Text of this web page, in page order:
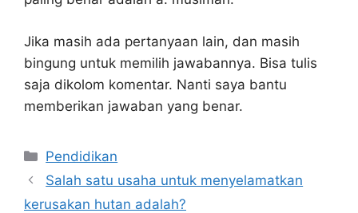
Jika masih ada pertanyaan lain, dan masih
bingung untuk memilih jawabannya. Bisa tulis
saja dikolom komentar. Nanti saya bantu
memberikan jawaban yang benar.
Kategori
Pendidikan
Salah satu usaha untuk menyelamatkan
kerusakan hutan adalah?